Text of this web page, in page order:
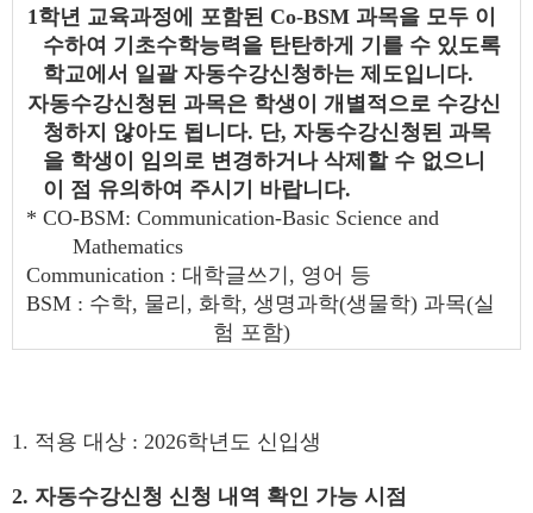
1학년 교육과정에 포함된 Co-BSM 과목을 모두 이
수하여 기초수학능력을 탄탄하게 기를 수 있도록
학교에서 일괄 자동수강신청하는 제도입니다.
자동수강신청된 과목은 학생이 개별적으로 수강신
청하지 않아도 됩니다. 단, 자동수강신청된 과목
을 학생이 임의로 변경하거나 삭제할 수 없으니
이 점 유의하여 주시기 바랍니다.
* CO-BSM: Communication-Basic Science and
Mathematics
Communication : 대학글쓰기 , 영어 등
BSM : 수학, 물리 , 화학, 생명과학(생물학) 과목(실
험 포함)
1. 적용 대상 : 2026학년도 신입생
2. 자동수강신청 신청 내역 확인 가능 시점